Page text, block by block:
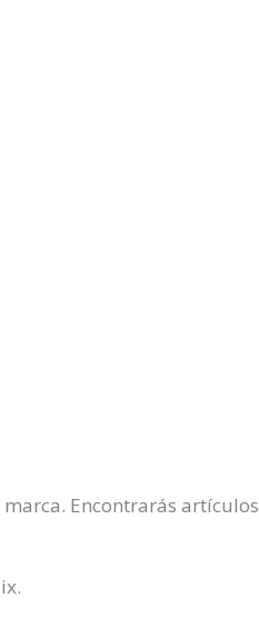
Encontrarás artículos